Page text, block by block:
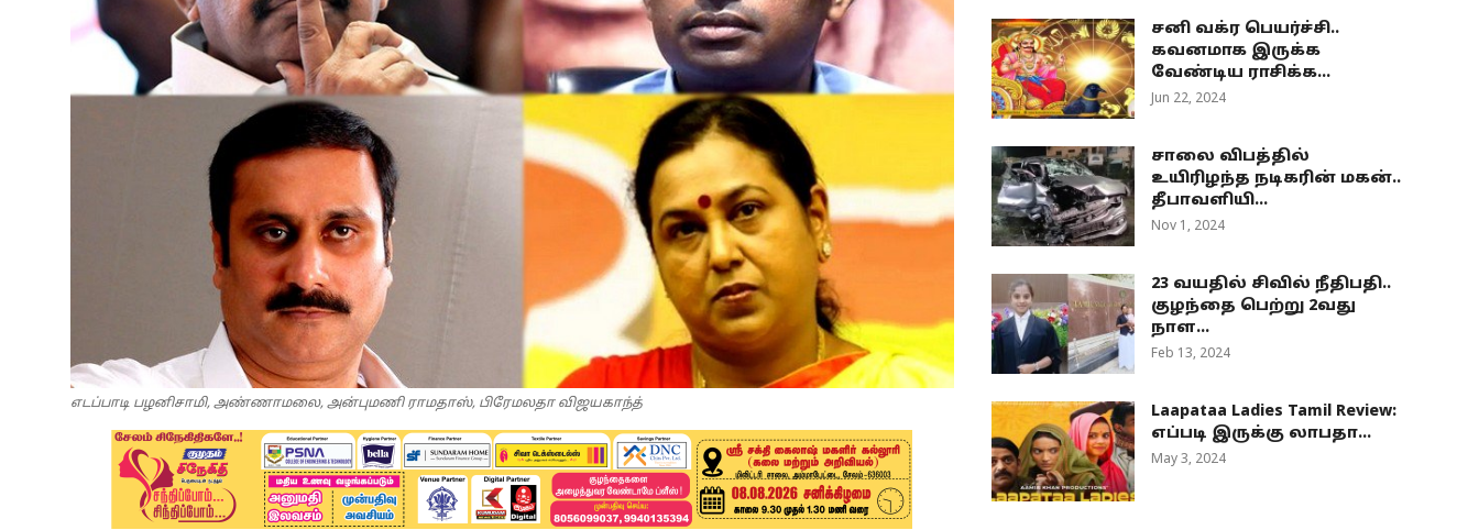
Spirituality
எடப்பாடி பழனிசாமி, அண்ணாமலை, அன்புமணி ராமதாஸ், பிரேமலதா விஜயகாந்த்
சனி வக்ர பெயர்ச்சி..
கவனமாக இருக்க
வேண்டிய ராசிக்க...
Jun 22, 2024
சாலை விபத்தில்
உயிரிழந்த நடிகரின் மகன்..
தீபாவளியி...
Nov 1, 2024
23 வயதில் சிவில் நீதிபதி..
குழந்தை பெற்று 2வது
நாள...
Feb 13, 2024
Laapataa Ladies Tamil Review:
எப்படி இருக்கு லாபதா...
May 3, 2024